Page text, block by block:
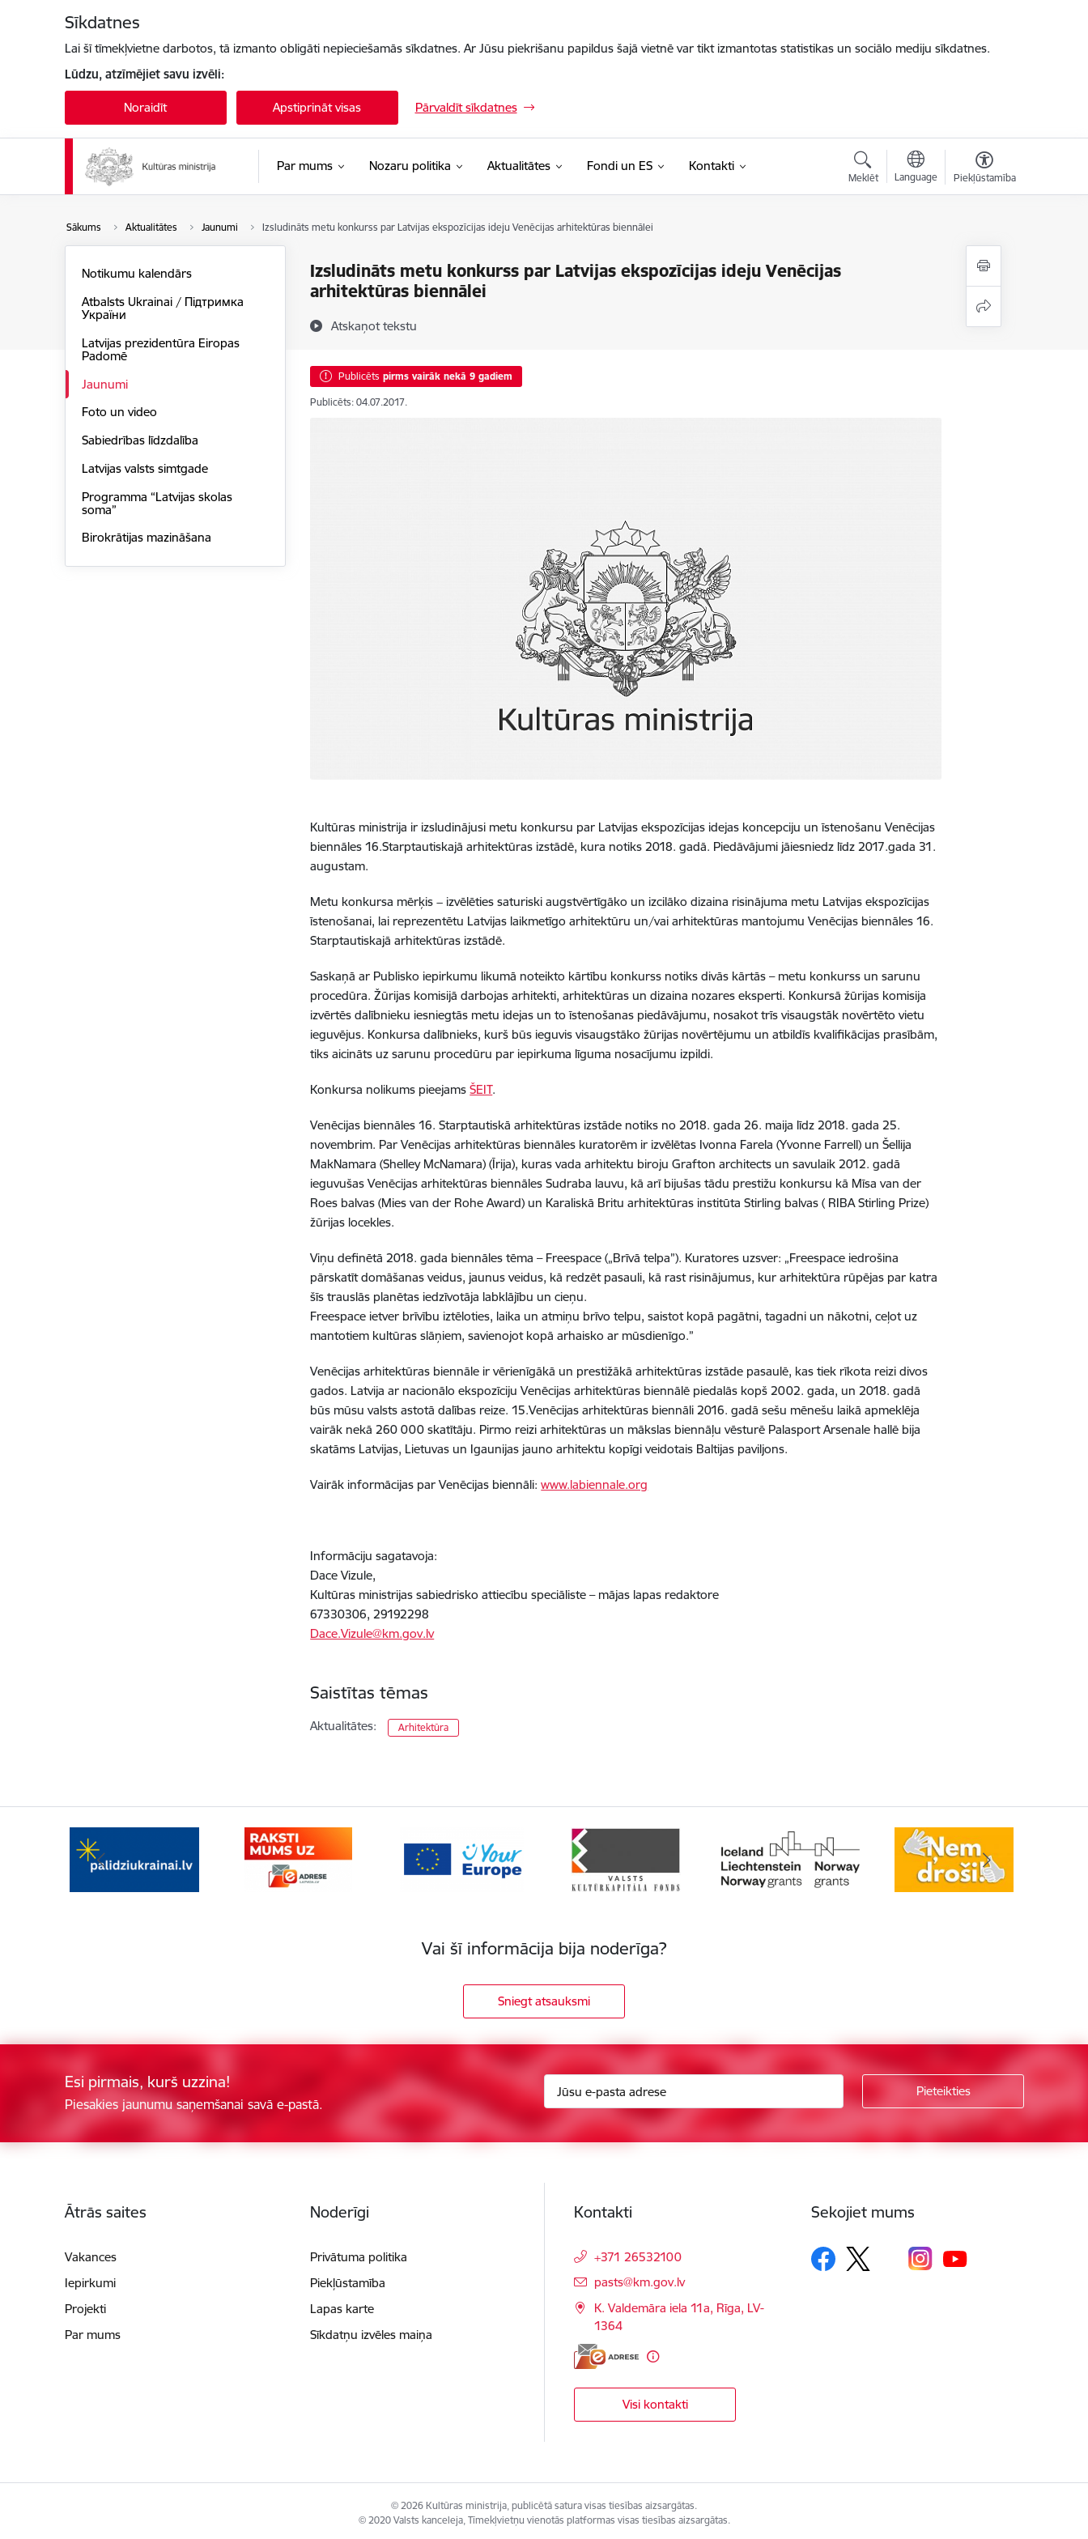
Sīkdatnes
Lai šī tīmekļvietne darbotos, tā izmanto obligāti nepieciešamās sīkdatnes. Ar Jūsu piekrišanu papildus šajā vietnē var tikt izmantotas statistikas un sociālo mediju sīkdatnes.
Lūdzu, atzīmējiet savu izvēli:
Noraidīt Apstiprināt visas Pārvaldīt sīkdatnes
Par mums Nozaru politika Aktualitātes Fondi un ES Kontakti
Meklēt Language Piekļūstamība
Sākums Aktualitātes Jaunumi Izsludināts metu konkurss par Latvijas ekspozīcijas ideju Venēcijas arhitektūras biennālei
Izsludināts metu konkurss par Latvijas ekspozīcijas ideju Venēcijas
arhitektūras biennālei
Atskaņot tekstu
Notikumu kalendārs
Atbalsts Ukrainai / Підтримка
України
Latvijas prezidentūra Eiropas
Padomē
Jaunumi
Foto un video
Sabiedrības līdzdalība
Latvijas valsts simtgade
Programma “Latvijas skolas
soma”
Birokrātijas mazināšana
Publicēts pirms vairāk nekā 9 gadiem
Publicēts: 04.07.2017.
Kultūras ministrija ir izsludinājusi metu konkursu par Latvijas ekspozīcijas idejas koncepciju un īstenošanu Venēcijas
biennāles 16.Starptautiskajā arhitektūras izstādē, kura notiks 2018. gadā. Piedāvājumi jāiesniedz līdz 2017.gada 31.
augustam.
Metu konkursa mērķis − izvēlēties saturiski augstvērtīgāko un izcilāko dizaina risinājuma metu Latvijas ekspozīcijas
īstenošanai, lai reprezentētu Latvijas laikmetīgo arhitektūru un/vai arhitektūras mantojumu Venēcijas biennāles 16.
Starptautiskajā arhitektūras izstādē.
Saskaņā ar Publisko iepirkumu likumā noteikto kārtību konkurss notiks divās kārtās – metu konkurss un sarunu
procedūra. Žūrijas komisijā darbojas arhitekti, arhitektūras un dizaina nozares eksperti. Konkursā žūrijas komisija
izvērtēs dalībnieku iesniegtās metu idejas un to īstenošanas piedāvājumu, nosakot trīs visaugstāk novērtēto vietu
ieguvējus. Konkursa dalībnieks, kurš būs ieguvis visaugstāko žūrijas novērtējumu un atbildīs kvalifikācijas prasībām,
tiks aicināts uz sarunu procedūru par iepirkuma līguma nosacījumu izpildi.
Konkursa nolikums pieejamsŠEIT.
Venēcijas biennāles 16. Starptautiskā arhitektūras izstāde notiks no 2018. gada 26. maija līdz 2018. gada 25.
novembrim. Par Venēcijas arhitektūras biennāles kuratorēm ir izvēlētas Ivonna Farela (Yvonne Farrell) un Šellija
MakNamara (Shelley McNamara) (Īrija), kuras vada arhitektu biroju Grafton architects un savulaik 2012. gadā
ieguvušas Venēcijas arhitektūras biennāles Sudraba lauvu, kā arī bijušas tādu prestižu konkursu kā Mīsa van der
Roes balvas (Mies van der Rohe Award) un Karaliskā Britu arhitektūras institūta Stirling balvas ( RIBA Stirling Prize)
žūrijas locekles.
Viņu definētā 2018. gada biennāles tēma – Freespace („Brīvā telpa”). Kuratores uzsver: „Freespace iedrošina
pārskatīt domāšanas veidus, jaunus veidus, kā redzēt pasauli, kā rast risinājumus, kur arhitektūra rūpējas par katra
šīs trauslās planētas iedzīvotāja labklājību un cieņu.
Freespace ietver brīvību iztēloties, laika un atmiņu brīvo telpu, saistot kopā pagātni, tagadni un nākotni, ceļot uz
mantotiem kultūras slāņiem, savienojot kopā arhaisko ar mūsdienīgo.”
Venēcijas arhitektūras biennāle ir vērienīgākā un prestižākā arhitektūras izstāde pasaulē, kas tiek rīkota reizi divos
gados. Latvija ar nacionālo ekspozīciju Venēcijas arhitektūras biennālē piedalās kopš 2002. gada, un 2018. gadā
būs mūsu valsts astotā dalības reize. 15.Venēcijas arhitektūras biennāli 2016. gadā sešu mēnešu laikā apmeklēja
vairāk nekā 260 000 skatītāju. Pirmo reizi arhitektūras un mākslas biennāļu vēsturē Palasport Arsenale hallē bija
skatāms Latvijas, Lietuvas un Igaunijas jauno arhitektu kopīgi veidotais Baltijas paviljons.
Vairāk informācijas par Venēcijas biennāli:www.labiennale.org
Informāciju sagatavoja:
Dace Vizule,
Kultūras ministrijas sabiedrisko attiecību speciāliste – mājas lapas redaktore
67330306, 29192298
Dace.Vizule@km.gov.lv
Saistītas tēmas
Aktualitātes: Arhitektūra
Vai šī informācija bija noderīga?
Sniegt atsauksmi
Esi pirmais, kurš uzzina!
Piesakies jaunumu saņemšanai savā e-pastā.
Ātrās saites
Vakances
Iepirkumi
Projekti
Par mums
Noderīgi
Privātuma politika
Piekļūstamība
Lapas karte
Sīkdatņu izvēles maiņa
Kontakti
+371 26532100
E-pasts:
pasts@km.gov.lv
K. Valdemāra iela 11a, Rīga, LV-
1364
Visi kontakti
Sekojiet mums
© 2026 Kultūras ministrija, publicētā satura visas tiesības aizsargātas.
© 2020 Valsts kanceleja, Tīmekļvietņu vienotās platformas visas tiesības aizsargātas.